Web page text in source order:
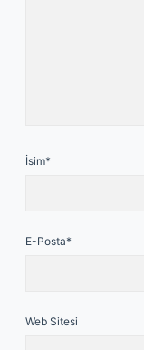
İsim*
E-Posta*
Web Sitesi